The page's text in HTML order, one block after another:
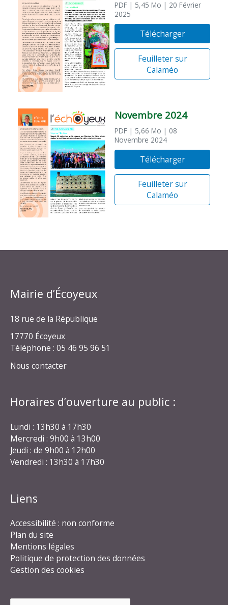
PDF | 5,45 Mo | 20 Février
2025
Télécharger
Feuilleter sur
Calaméo
Novembre 2024
PDF | 5,66 Mo | 08
Novembre 2024
Télécharger
Feuilleter sur
Calaméo
Mairie d’Écoyeux
18 rue de la République
17770 Écoyeux
Téléphone : 05 46 95 96 51
Nous contacter
Horaires d’ouverture au public :
Lundi : 13h30 à 17h30
Mercredi : 9h00 à 13h00
Jeudi : de 9h00 à 12h00
Vendredi : 13h30 à 17h30
Liens
Accessibilité : non conforme
Plan du site
Mentions légales
Politique de protection des données
Gestion des cookies